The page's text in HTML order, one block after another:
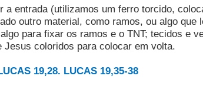
a entrada (utilizamos um ferro torcido,
outro material, como ramos, ou algo que
para fixar os ramos e o TNT; tecidos e
Jesus coloridos para colocar em volta.
19,28. LUCAS 19,35-38